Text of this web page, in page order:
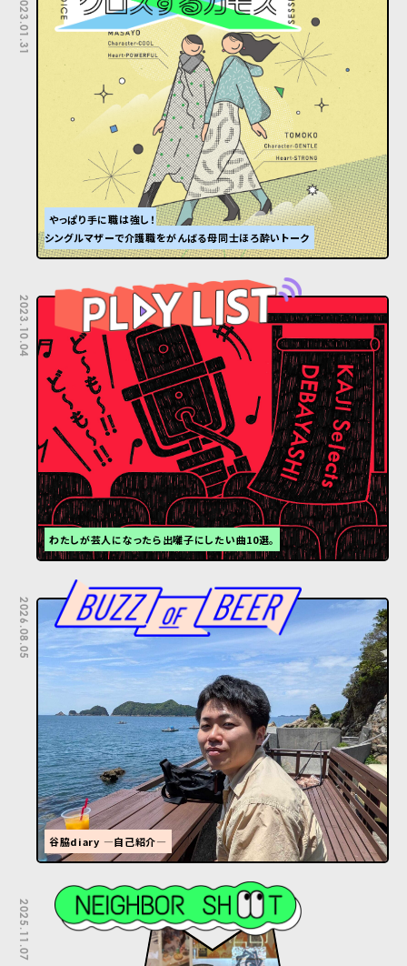
2023.01.31
やっぱり手に職は強し！
シングルマザーで介護職をがんばる母同士ほろ酔いトーク
2023.10.04
わたしが芸人になったら出囃子にしたい曲10選。
2026.08.05
谷脇diary ―自己紹介―
2025.11.07